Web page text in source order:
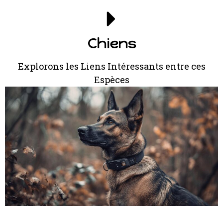
Chiens
Explorons les Liens Intéressants entre ces
Espèces